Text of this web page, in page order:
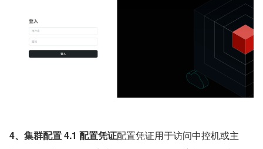
4、集群配置 4.1 配置凭证配置凭证用于访问中控机或主